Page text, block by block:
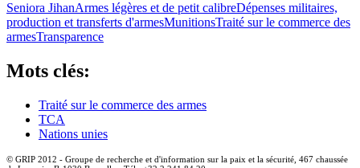
Seniora JihanArmes légères et de petit calibreDépenses militaires,
production et transferts d'armesMunitionsTraité sur le commerce des
armesTransparence
Mots clés:
Traité sur le commerce des armes
TCA
Nations unies
© GRIP 2012 - Groupe de recherche et d'information sur la paix et la sécurité, 467 chaussée